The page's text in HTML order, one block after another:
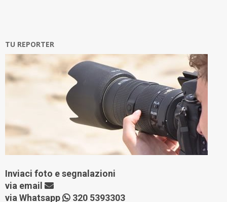
TU REPORTER
Inviaci foto e segnalazioni
via email
via Whatsapp
320 5393303